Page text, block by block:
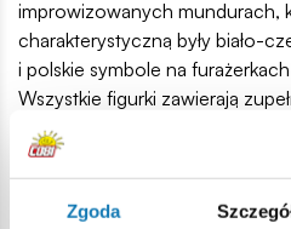
Zgoda
improwizowanych mundurach,
charakterystyczną były biało-
i polskie symbole na
Wszystkie figurki zawierają
atrakcyjne nadruki
do łatwiejszego
są akcesoria takie jak pistolet
trzonkowy czy karabin Mauser.